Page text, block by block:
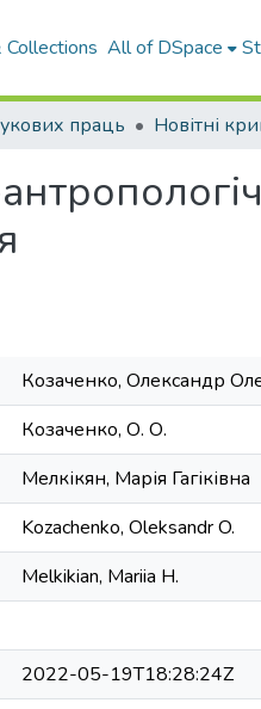
Collections All of DSpace
праць
Козаченко, Олександр
Козаченко, О. О.
Мелкікян, Марія Гагіківна
Kozachenko, Oleksandr O.
Melkikian, Mariia H.
2022-05-19T18:28:24Z